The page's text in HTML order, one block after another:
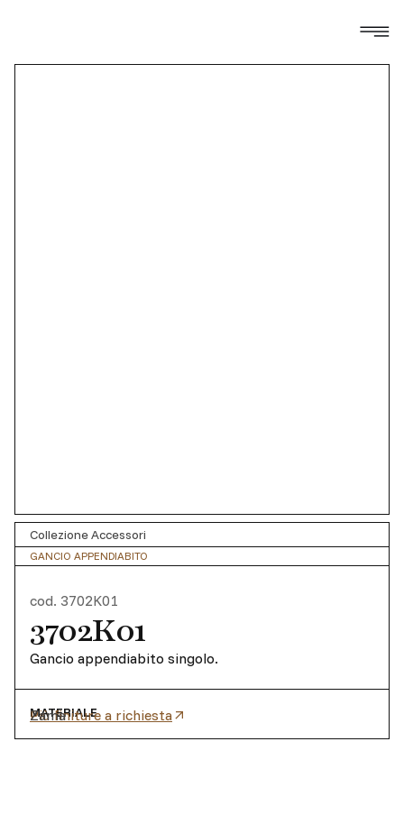
Collezione Accessori
GANCIO APPENDIABITO
cod. 3702K01
3702K01
Gancio appendiabito singolo.
MATERIALE
Zama
Più finiture a richiesta